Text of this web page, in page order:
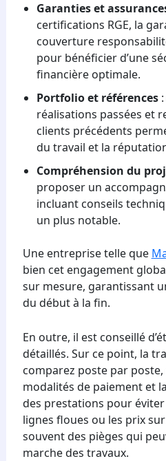
Garanties et
certifications RGE, la
couverture
pour bénéficier d’une
financière optimale.
Portfolio et références:
réalisations passées et
clients précédents
du travail et la
Compréhension du
proposer un
incluant conseils
un plus notable.
Une entreprise telle que
bien cet engagement
sur mesure, garantissant
du début à la fin.
En outre, il est conseillé
détaillés. Sur ce point, la
comparez poste par poste,
modalités de paiement et
des prestations pour
lignes floues ou les prix
souvent des pièges qui
marche des travaux.